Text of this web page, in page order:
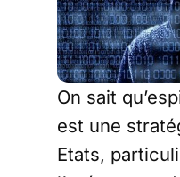
On sait
est une
Etats,